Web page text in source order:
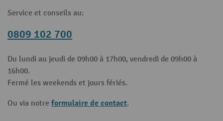
Service et conseils au:
0809 102 700
Du lundi au jeudi de 09h00 à 17h00, vendredi de 09h00 à
16h00.
Fermé les weekends et jours fériés.
Ou via notre formulaire de contact.